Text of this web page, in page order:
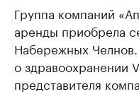
Группа компаний
аренды приобрела
Набережных
о здравоохранении
представителя